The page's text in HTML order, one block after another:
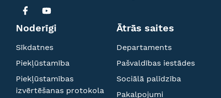
Noderīgi
Sīkdatnes
Piekļūstamība
Piekļūstamības
izvērtēšanas protokola
Ātrās saites
Departaments
Pašvaldības iestādes
Sociālā palīdzība
Pakalpojumi